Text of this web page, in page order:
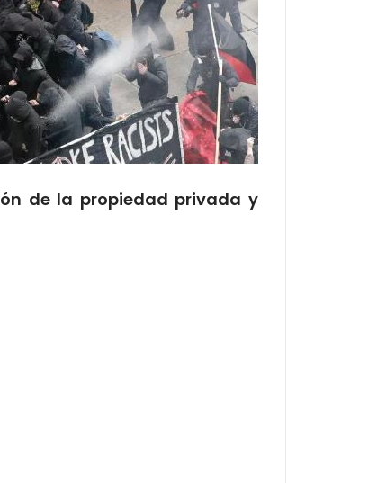
de la propiedad privada y